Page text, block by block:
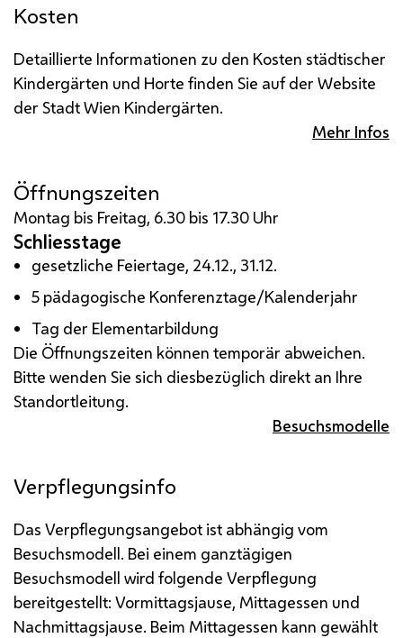
Kosten
Detaillierte Informationen zu den Kosten städtischer
Kindergärten und Horte finden Sie auf der Website
der Stadt Wien Kindergärten.
Mehr Infos
Öffnungszeiten
Montag bis Freitag, 6.30 bis 17.30 Uhr
Schliesstage
gesetzliche Feiertage, 24.12., 31.12.
5 pädagogische Konferenztage/Kalenderjahr
Tag der Elementarbildung
Die Öffnungszeiten können temporär abweichen.
Bitte wenden Sie sich diesbezüglich direkt an Ihre
Standortleitung.
Besuchsmodelle
Verpflegungsinfo
Das Verpflegungsangebot ist abhängig vom
Besuchsmodell. Bei einem ganztägigen
Besuchsmodell wird folgende Verpflegung
bereitgestellt: Vormittagsjause, Mittagessen und
Nachmittagsjause. Beim Mittagessen kann gewählt